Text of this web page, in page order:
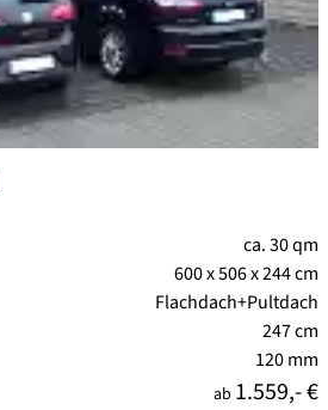
ca. 30 qm
600 x 506 x 244 cm
Flachdach+Pultdach
247 cm
120 mm
ab 1.559,- €